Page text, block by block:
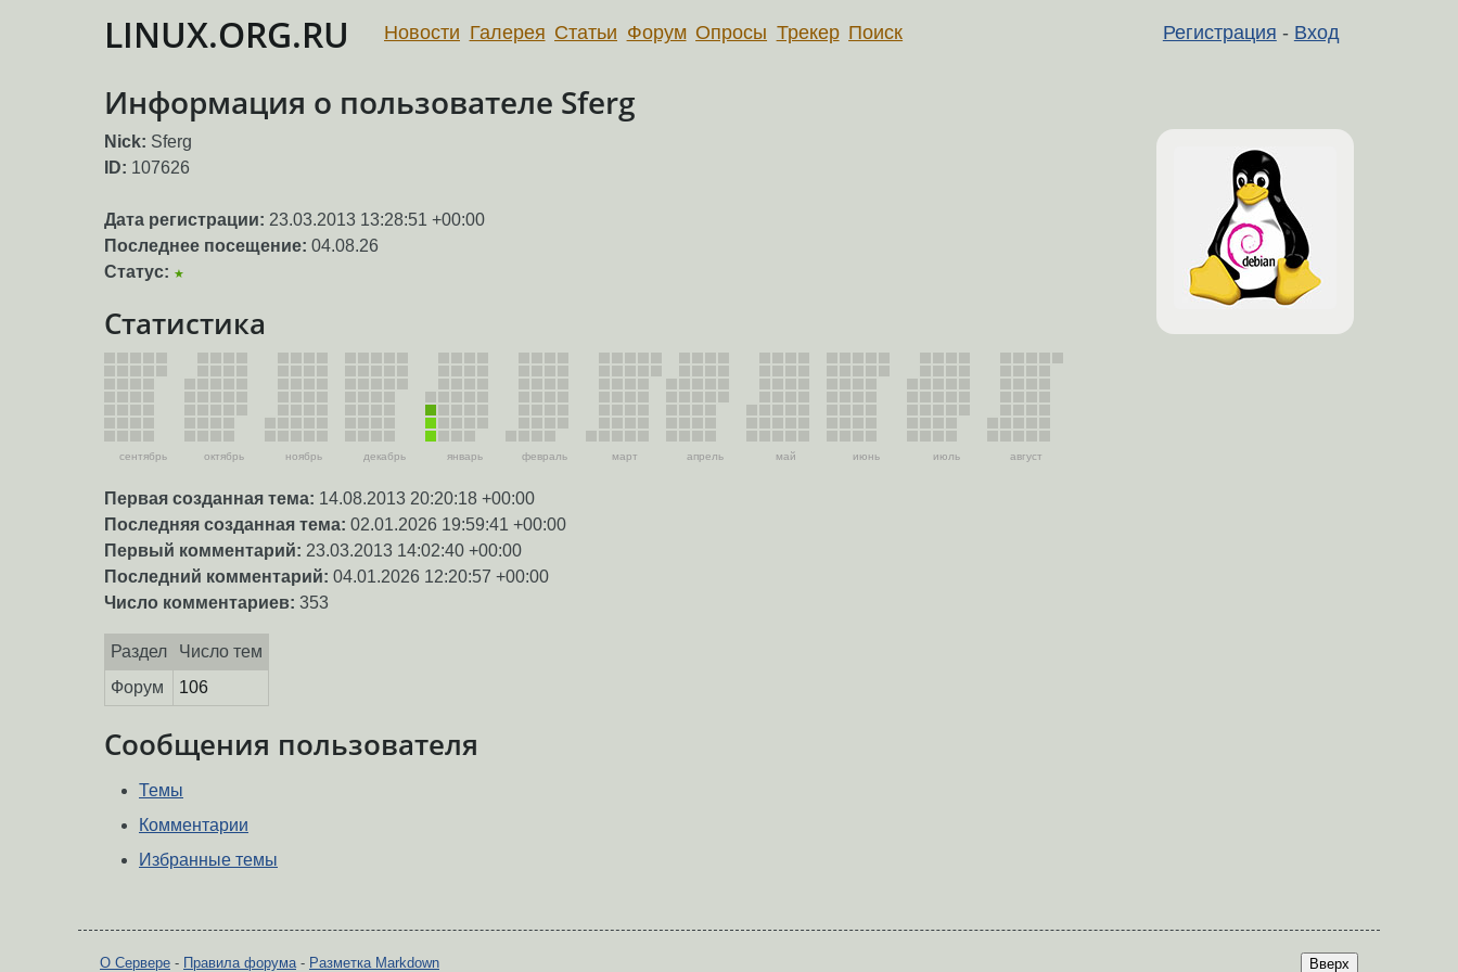
LINUX.ORG.RU Регистрация - Вход
Новости Галерея Статьи Форум Опросы Трекер Поиск
Информация о пользователе Sferg
Nick: Sferg
ID: 107626
Дата регистрации: 23.03.2013 13:28:51 +00:00
Последнее посещение: 04.08.26
Статус: ★
Статистика
сентябрь октябрь ноябрь декабрь январь февраль март апрель май июнь июль август
Первая созданная тема: 14.08.2013 20:20:18 +00:00
Последняя созданная тема: 02.01.2026 19:59:41 +00:00
Первый комментарий: 23.03.2013 14:02:40 +00:00
Последний комментарий: 04.01.2026 12:20:57 +00:00
Число комментариев: 353
Раздел
Число тем
Форум
106
Сообщения пользователя
Темы
Комментарии
Избранные темы
Вверх
О Сервере - Правила форума- Разметка Markdown